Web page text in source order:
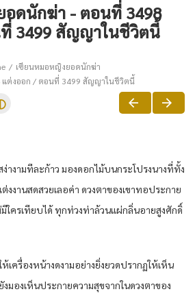
ดนักฆ่า - ตอนที่ 3498
3499 สัญญาในชีวิตนี้
เซียนหมอหญิงยอดนักฆ่า
แต่งออก / ตอนที่ 3499 สัญญาในชีวิตนี้
ง่างามทีละ​ก้าว​ มอง​ดอกไม้​บน​กระโปรง​นาง​ที่​ทั้ง​
งงาน​สด​สวย​เลอ​ค่า​ ดวงตา​ของ​เขา​ทอ​ประกาย​
มีใคร​เทียบ​ได้​ ทุก​ท่วงท่า​ล้วน​แผ่​กลิ่นอาย​สูงศักดิ์​
เครื่อง​หน้า​งดงาม​อย่างยิ่งยวด​ปรากฏ​ให้​เห็น​
ง​มองเห็น​ประกาย​ความสุข​จาก​ใน​ดวงตา​ของ​